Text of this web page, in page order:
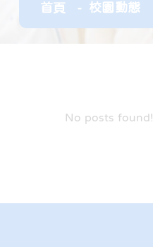
首頁 校園動態
No posts found!